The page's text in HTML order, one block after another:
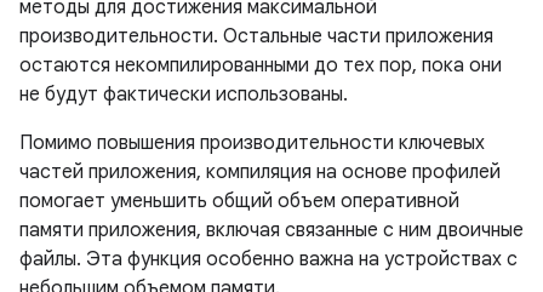
методы для достижения максимальной
производительности. Остальные части приложения
остаются некомпилированными до тех пор, пока они
не будут фактически использованы.
Помимо повышения производительности ключевых
частей приложения, компиляция на основе профилей
помогает уменьшить общий объем оперативной
памяти приложения, включая связанные с ним двоичные
файлы. Эта функция особенно важна на устройствах с